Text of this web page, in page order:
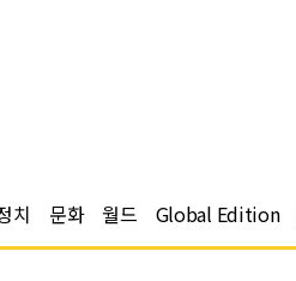
치 문화 월드 Global Edition